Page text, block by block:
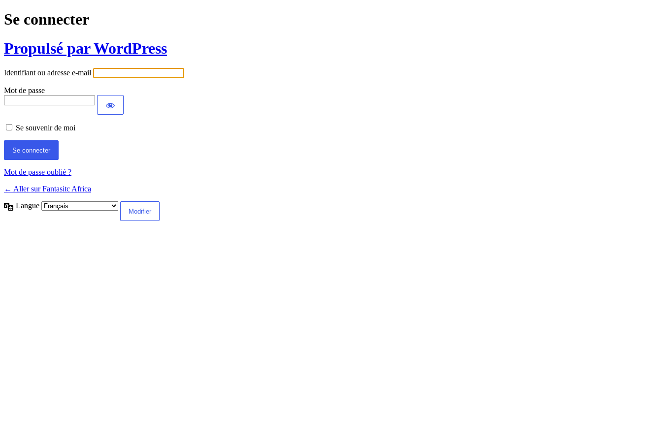
Se connecter
Propulsé par WordPress
Identifiant ou adresse e-mail
Mot de passe
Se souvenir de moi
Mot de passe oublié ?
← Aller sur Fantasitc Africa
Langue